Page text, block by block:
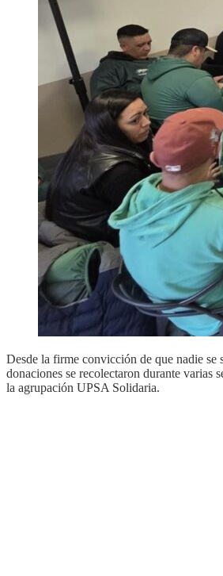
Desde la firme convicción de que nadie se
donaciones se recolectaron durante varias
la agrupación UPSA Solidaria.